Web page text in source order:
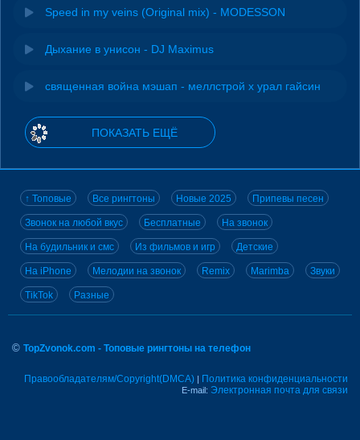
Speed in my veins (Original mix) - MODESSON
Дыхание в унисон - DJ Maximus
священная война мэшап - меллстрой х урал гайсин
ПОКАЗАТЬ ЕЩЁ
↑ Топовые Все рингтоны Новые 2025 Припевы песен
Звонок на любой вкус Бесплатные На звонок
На будильник и смс Из фильмов и игр Детские
На iPhone Мелодии на звонок Remix Marimba Звуки
TikTok Разные
© TopZvonok.com - Топовые рингтоны на телефон
Правообладателям/Copyright(DMCA) | Политика конфиденциальности
E-mail: Электронная почта для связи